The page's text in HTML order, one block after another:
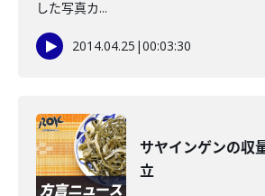
した写真カ...
2014.04.25 |00:03:30
サヤインゲンの収
立